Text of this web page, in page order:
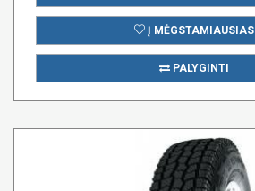
Į MĖGSTAMIAUSIAS
PALYGINTI